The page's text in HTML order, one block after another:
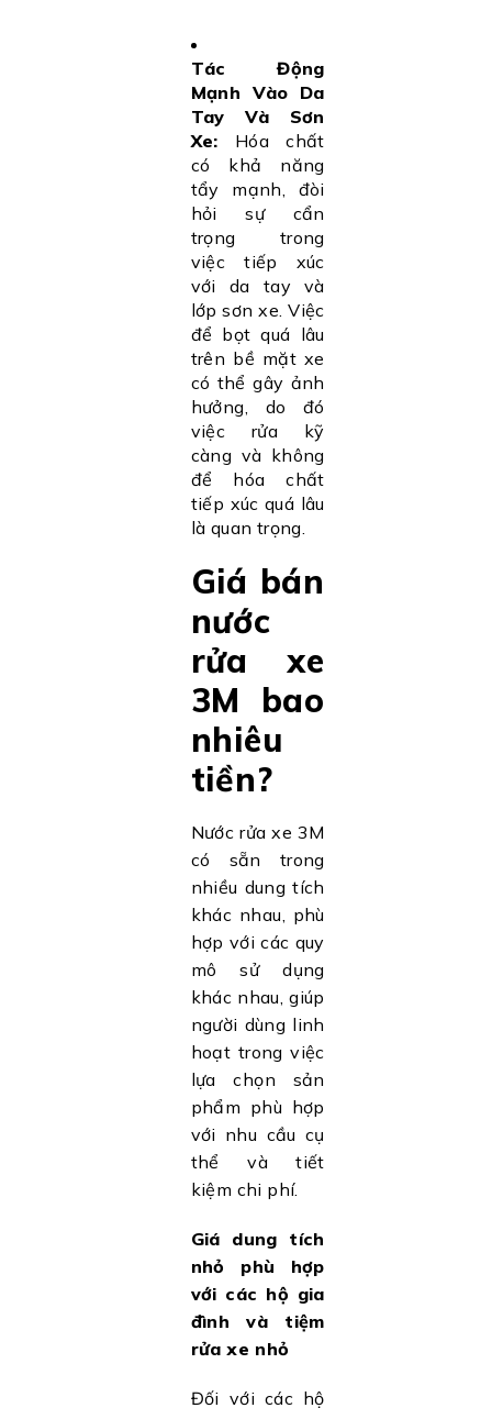
Tác Động
Mạnh Vào Da
Tay Và Sơn
Xe: Hóa chất
có khả năng
tẩy mạnh, đòi
hỏi sự cẩn
trọng trong
việc tiếp xúc
với da tay và
lớp sơn xe. Việc
để bọt quá lâu
trên bề mặt xe
có thể gây ảnh
hưởng, do đó
việc rửa kỹ
càng và không
để hóa chất
tiếp xúc quá lâu
là quan trọng.
Giá bán
nước
rửa xe
3M bao
nhiêu
tiền?
Nước rửa xe 3M
có sẵn trong
nhiều dung tích
khác nhau, phù
hợp với các quy
mô sử dụng
khác nhau, giúp
người dùng linh
hoạt trong việc
lựa chọn sản
phẩm phù hợp
với nhu cầu cụ
thể và tiết
kiệm chi phí.
Giá dung tích
nhỏ phù hợp
với các hộ gia
đình và tiệm
rửa xe nhỏ
Đối với các hộ